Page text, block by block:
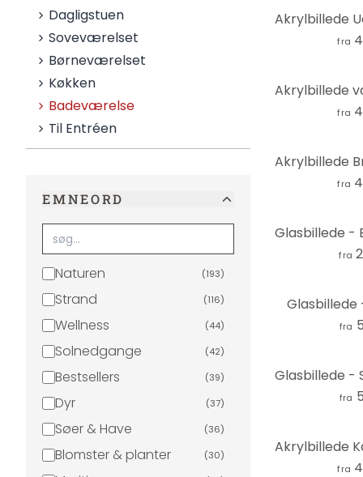
Dagligstuen
Soveværelset
Børneværelset
Køkken
Badeværelse
Til Entréen
EMNEORD
Naturen (193)
Strand (116)
Wellness (44)
Solnedgange (42)
Bestsellers (39)
Dyr (37)
Søer & Have (36)
Blomster & planter (30)
fra
fra
fra
fra
Glasbillede
fra
fra
fra